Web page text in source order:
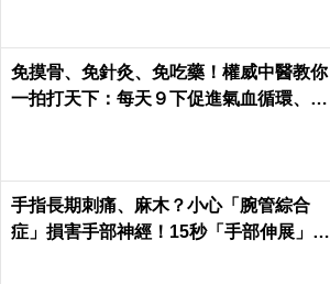
免摸骨、免針灸、免吃藥！權威中醫教你
一拍打天下：每天９下促進氣血循環、活
手指長期刺痛、麻木？小心「腕管綜合
症」損害手部神經！15秒「手部伸展」這